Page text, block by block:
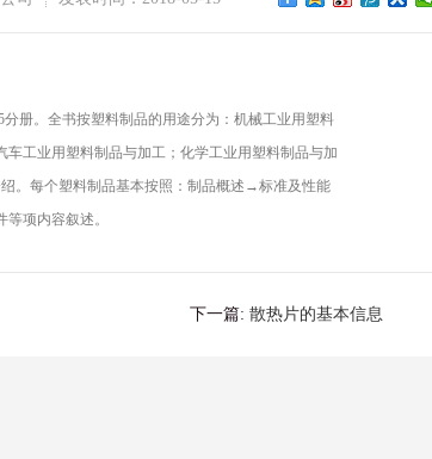
。全书按塑料制品的用途分为：机械工业用塑料
工业用塑料制品与加工；化学工业用塑料制品与加
。每个塑料制品基本按照：制品概述→标准及性能
项内容叙述。
下一篇: 散热片的基本信息